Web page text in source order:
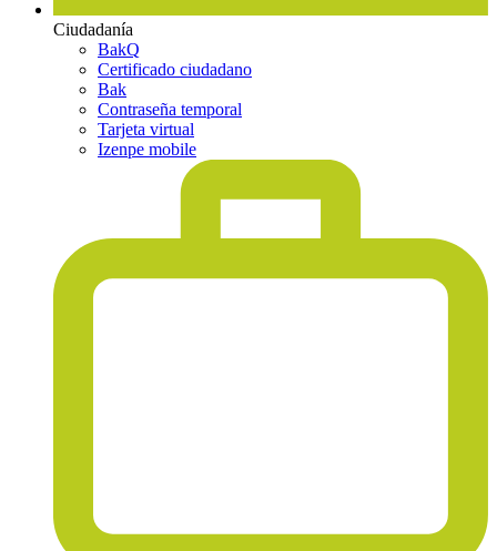
Ciudadanía
BakQ
Certificado ciudadano
Bak
Contraseña temporal
Tarjeta virtual
Izenpe mobile